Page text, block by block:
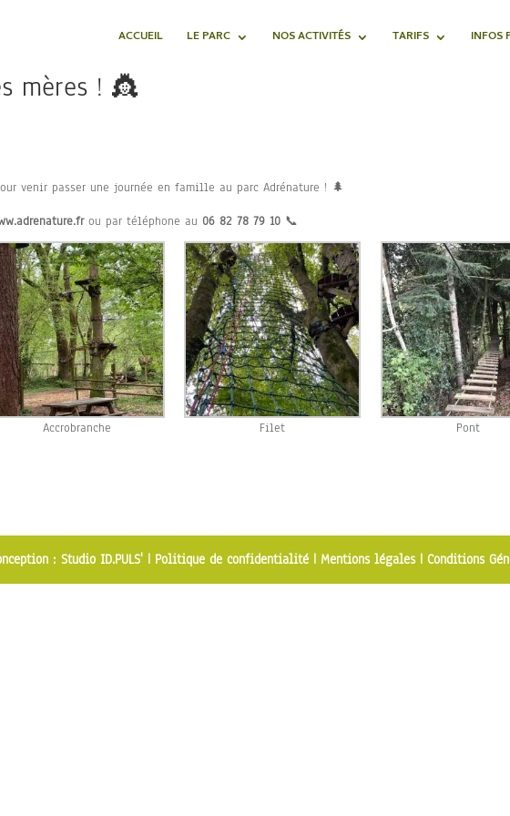
ACCUEIL LE PARC NOS ACTIVITÉS TARIFS INFOS
mères ! 👸
venir passer une journée en famille au parc Adrénature ! 🌲
ou par téléphone au 06 82 78 79 10 📞
Accrobranche Filet Pont
: Studio ID.PULS' | Politique de confidentialité | Mentions légales|Conditions